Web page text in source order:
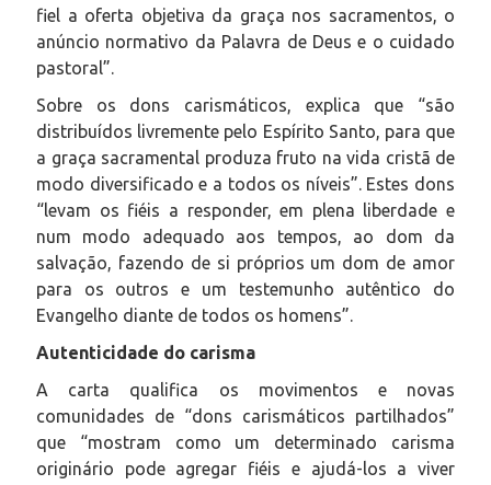
fiel a oferta objetiva da graça nos sacramentos, o
anúncio normativo da Palavra de Deus e o cuidado
pastoral”.
Sobre os dons carismáticos, explica que “são
distribuídos livremente pelo Espírito Santo, para que
a graça sacramental produza fruto na vida cristã de
modo diversificado e a todos os níveis”. Estes dons
“levam os fiéis a responder, em plena liberdade e
num modo adequado aos tempos, ao dom da
salvação, fazendo de si próprios um dom de amor
para os outros e um testemunho autêntico do
Evangelho diante de todos os homens”.
Autenticidade do carisma
A carta qualifica os movimentos e novas
comunidades de “dons carismáticos partilhados”
que “mostram como um determinado carisma
originário pode agregar fiéis e ajudá-los a viver